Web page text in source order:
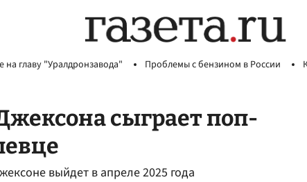
на главу "Уралдронзавода" Проблемы с бензином в России
сыграет поп-
выйдет в апреле 2025 года